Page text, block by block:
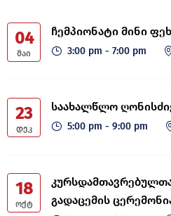
04
ᲛᲐᲘ
ჩემპიონატი მინი
3:00 pm - 7:00 pm
23
ᲓᲔᲙ
საახალწლო
5:00 pm - 9:00 pm
18
ᲝᲥᲢ
გადაცემის